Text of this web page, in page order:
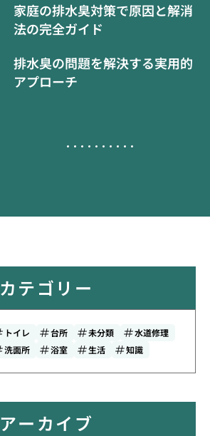
家庭の排水臭対策で原因と解消
法の完全ガイド
排水臭の問題を解決する実用的
アプローチ
カテゴリー
トイレ 台所 未分類
水道修理
洗面所
浴室 生活 知識
アーカイブ